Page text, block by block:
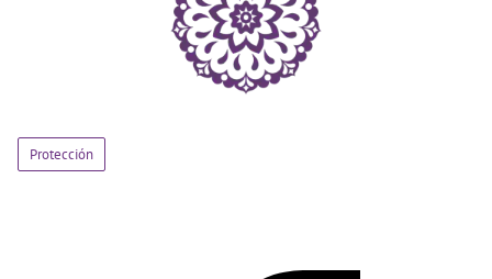
Protección